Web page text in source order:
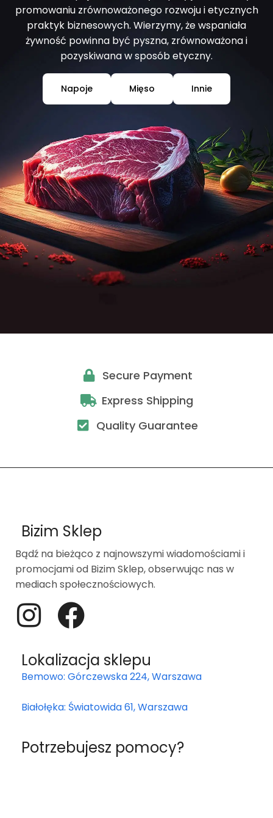
promowaniu zrównoważonego rozwoju i etycznych
praktyk biznesowych. Wierzymy, że wspaniała
żywność powinna być pyszna, zrównoważona i
pozyskiwana w sposób etyczny.
Napoje Mięso Innie
Secure Payment
Express Shipping
Quality Guarantee
Bizim Sklep
Bądź na bieżąco z najnowszymi wiadomościami i
promocjami od Bizim Sklep, obserwując nas w
mediach społecznościowych.
Lokalizacja sklepu
Bemowo: Górczewska 224, Warszawa
Białołęka: Światowida 61, Warszawa
Potrzebujesz pomocy?